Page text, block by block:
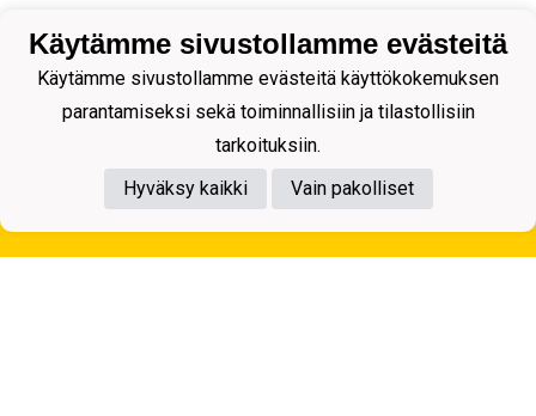
Tietosuojaseloste
Käytämme sivustollamme evästeitä
Käytämme sivustollamme evästeitä käyttökokemuksen
parantamiseksi sekä toiminnallisiin ja tilastollisiin
tarkoituksiin.
Hyväksy kaikki
Vain pakolliset